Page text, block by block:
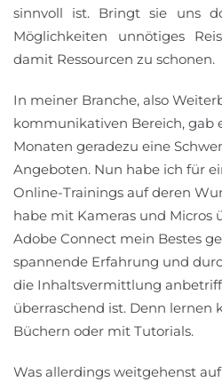
sinnvoll ist. Bringt sie uns
Möglichkeiten unnötiges
damit Ressourcen zu schonen.
In meiner Branche, also
kommunikativen Bereich, gab
Monaten geradezu eine
Angeboten. Nun habe ich für
Online-Trainings auf deren
habe mit Kameras und Micros
Adobe Connect mein Bestes
spannende Erfahrung und
die Inhaltsvermittlung
überraschend ist. Denn lernen
Büchern oder mit Tutorials.
Was allerdings weitgehenst